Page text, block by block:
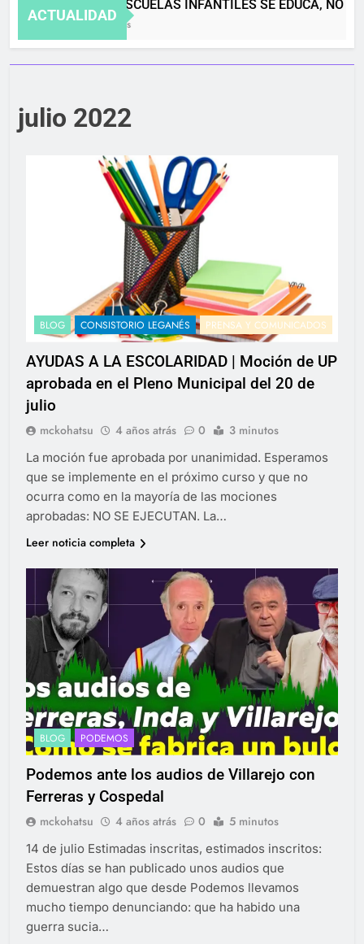
ACTUALIDAD
EN LAS ESCUELAS INFANTILES SE EDUCA, NO SE
4 Meses Atrás
julio 2022
BLOG CONSISTORIO LEGANÉS PRENSA Y COMUNICADOS
AYUDAS A LA ESCOLARIDAD | Moción de UP
aprobada en el Pleno Municipal del 20 de
julio
mckohatsu 4 años atrás 0 3 minutos
La moción fue aprobada por unanimidad. Esperamos
que se implemente en el próximo curso y que no
ocurra como en la mayoría de las mociones
aprobadas: NO SE EJECUTAN. La…
Leer noticia completa
BLOG PODEMOS
Podemos ante los audios de Villarejo con
Ferreras y Cospedal
mckohatsu 4 años atrás 0 5 minutos
14 de julio Estimadas inscritas, estimados inscritos:
Estos días se han publicado unos audios que
demuestran algo que desde Podemos llevamos
mucho tiempo denunciando: que ha habido una
guerra sucia…